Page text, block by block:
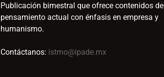
Publicación bimestral que ofrece contenidos de
pensamiento actual con énfasis en empresa y
humanismo.
Contáctanos: istmo@ipade.mx